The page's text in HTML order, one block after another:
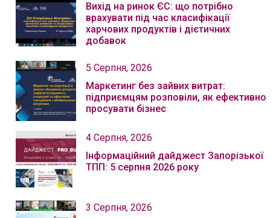
Вихід на ринок ЄС: що потрібно
врахувати під час класифікації
харчових продуктів і дієтичних
добавок
5 Серпня, 2026
Маркетинг без зайвих витрат:
підприємцям розповіли, як ефективно
просувати бізнес
4 Серпня, 2026
Інформаційний дайджест Запорізької
ТПП: 5 серпня 2026 року
3 Серпня, 2026